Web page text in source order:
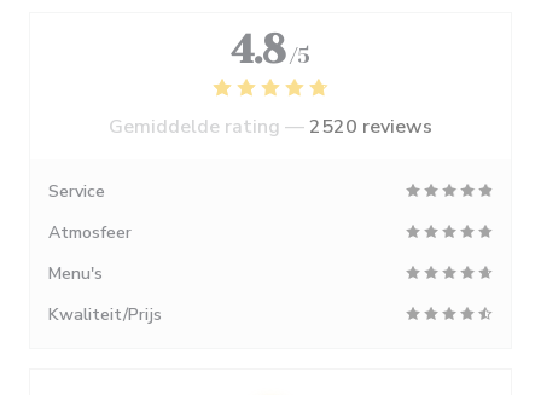
4.8 /5
Gemiddelde rating —2520 reviews
Service
Atmosfeer
Menu's
Kwaliteit/Prijs